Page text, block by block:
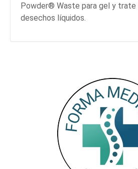
Powder® Waste para gel y trate
desechos líquidos.